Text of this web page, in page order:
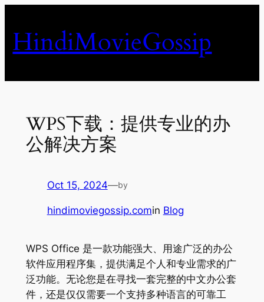
content
HindiMovieGossip
WPS下载：提供专业的办
公解决方案
Oct 15, 2024—by
hindimoviegossip.comin Blog
WPS Office 是一款功能强大、用途广泛的办公
软件应用程序集，提供满足个人和专业需求的广
泛功能。无论您是在寻找一套完整的中文办公套
件，还是仅仅需要一个支持多种语言的可靠工